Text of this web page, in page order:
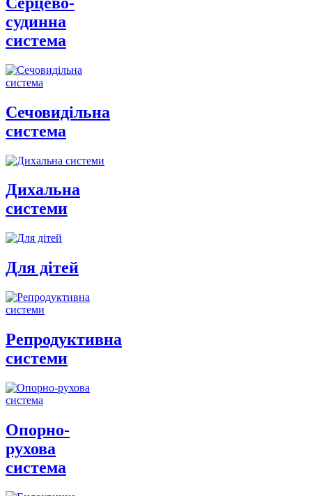
судинна
система
Сечовидільна
система
Дихальна
системи
Для дітей
Репродуктивна
системи
Опорно-
рухова
система